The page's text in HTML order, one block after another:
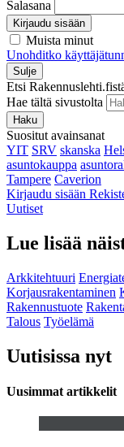
Salasana
Kirjaudu sisään
Muista minut
Unohditko
Sulje
Etsi
Hae tältä sivustolta
Haku
Suositut avainsanat
YIT SRV skanska
asuntokauppa
Tampere Caverion
Kirjaudu sisään
Uutiset
Lue lisää
Arkkitehtuuri
Korjausrakentaminen
Rakennustuote
Talous Työelämä
Uutisissa nyt
Uusimmat artikkelit